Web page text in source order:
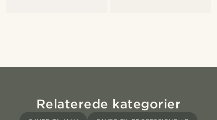
Relaterede kategorier